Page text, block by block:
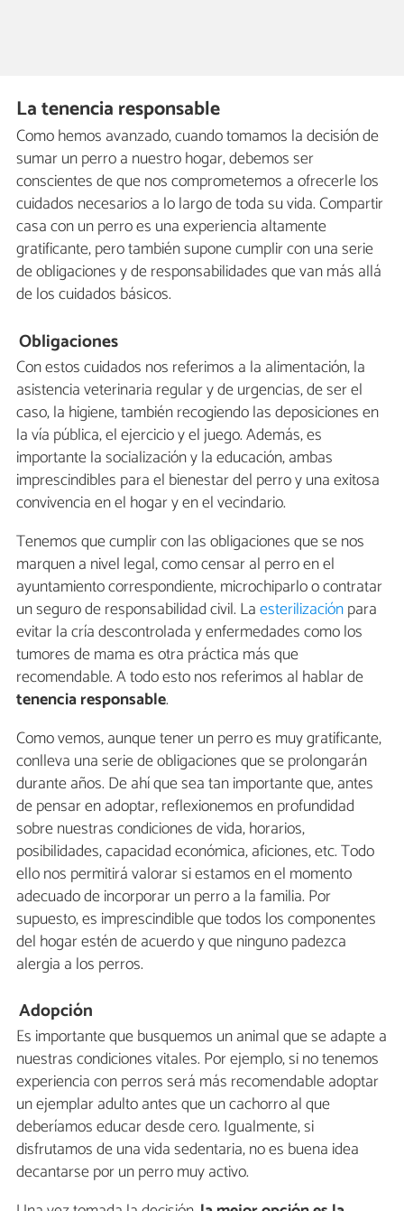
La tenencia responsable
Como hemos avanzado, cuando tomamos la decisión de
sumar un perro a nuestro hogar, debemos ser
conscientes de que nos comprometemos a ofrecerle los
cuidados necesarios a lo largo de toda su vida. Compartir
casa con un perro es una experiencia altamente
gratificante, pero también supone cumplir con una serie
de obligaciones y de responsabilidades que van más allá
de los cuidados básicos.
Obligaciones
Con estos cuidados nos referimos a la alimentación, la
asistencia veterinaria regular y de urgencias, de ser el
caso, la higiene, también recogiendo las deposiciones en
la vía pública, el ejercicio y el juego. Además, es
importante la socialización y la educación, ambas
imprescindibles para el bienestar del perro y una exitosa
convivencia en el hogar y en el vecindario.
Tenemos que cumplir con las obligaciones que se nos
marquen a nivel legal, como censar al perro en el
ayuntamiento correspondiente, microchiparlo o contratar
un seguro de responsabilidad civil. Laesterilizaciónpara
evitar la cría descontrolada y enfermedades como los
tumores de mama es otra práctica más que
recomendable. A todo esto nos referimos al hablar de
tenencia responsable.
Como vemos, aunque tener un perro es muy gratificante,
conlleva una serie de obligaciones que se prolongarán
durante años. De ahí que sea tan importante que, antes
de pensar en adoptar, reflexionemos en profundidad
sobre nuestras condiciones de vida, horarios,
posibilidades, capacidad económica, aficiones, etc. Todo
ello nos permitirá valorar si estamos en el momento
adecuado de incorporar un perro a la familia. Por
supuesto, es imprescindible que todos los componentes
del hogar estén de acuerdo y que ninguno padezca
alergia a los perros.
Adopción
Es importante que busquemos un animal que se adapte a
nuestras condiciones vitales. Por ejemplo, si no tenemos
experiencia con perros será más recomendable adoptar
un ejemplar adulto antes que un cachorro al que
deberíamos educar desde cero. Igualmente, si
disfrutamos de una vida sedentaria, no es buena idea
decantarse por un perro muy activo.